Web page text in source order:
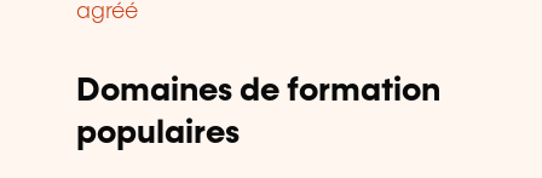
agréé
Domaines de formation
populaires